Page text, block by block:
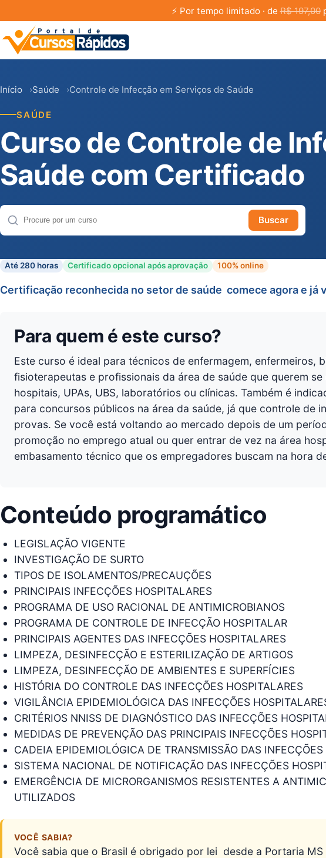
⚡ Por tempo limitado · deR$ 197,00
Início Saúde Controle de Infecção em Serviços de Saúde
SAÚDE
Curso de Controle de
Saúde com Certificado
Buscar cursos
Buscar
Até 280 horas Certificado opcional após aprovação 100% online
Certificação reconhecida no setor de saúde  comece agora e já
Para quem é este curso?
Este curso é ideal para técnicos de enfermagem, enfermeiros,
fisioterapeutas e profissionais da área de saúde que querem
hospitais, UPAs, UBS, laboratórios ou clínicas. Também é
para concursos públicos na área da saúde, já que controle de
provas. Se você está voltando ao mercado depois de um
promoção no emprego atual ou quer entrar de vez na área
embasamento técnico que os empregadores buscam na hora
Conteúdo programático
LEGISLAÇÃO VIGENTE
INVESTIGAÇÃO DE SURTO
TIPOS DE ISOLAMENTOS/PRECAUÇÕES
PRINCIPAIS INFECÇÕES HOSPITALARES
PROGRAMA DE USO RACIONAL DE ANTIMICROBIANOS
PROGRAMA DE CONTROLE DE INFECÇÃO HOSPITALAR
PRINCIPAIS AGENTES DAS INFECÇÕES HOSPITALARES
LIMPEZA, DESINFECÇÃO E ESTERILIZAÇÃO DE ARTIGOS
LIMPEZA, DESINFECÇÃO DE AMBIENTES E SUPERFÍCIES
HISTÓRIA DO CONTROLE DAS INFECÇÕES HOSPITALARES
VIGILÂNCIA EPIDEMIOLÓGICA DAS INFECÇÕES
CRITÉRIOS NNISS DE DIAGNÓSTICO DAS INFECÇÕES
MEDIDAS DE PREVENÇÃO DAS PRINCIPAIS INFECÇÕES
CADEIA EPIDEMIOLÓGICA DE TRANSMISSÃO DAS
SISTEMA NACIONAL DE NOTIFICAÇÃO DAS INFECÇÕES
EMERGÊNCIA DE MICRORGANISMOS RESISTENTES A
UTILIZADOS
VOCÊ SABIA?
Você sabia que o Brasil é obrigado por lei  desde a Portaria MS